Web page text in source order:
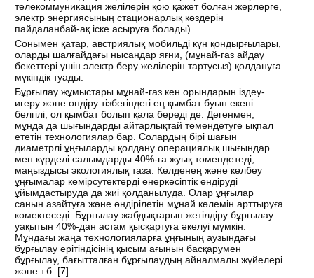
телекоммуникация желілерін қою қажет болған жерлерге,
электр энергиясының стационарлық көздерін
пайдаланбай-ақ іске асыруға болады).
Сонымен қатар, австриялық мобильді күн қондырғылары,
оларды шалғайдағы нысандар яғни, (мұнай-газ айдау
бекеттері үшін электр беру желілерін тартусыз) қолдануға
мүкіндік туады.
Бұрғылау жұмыстары мұнай-газ кен орындарын іздеу-
игеру және өндіру тізбегіндегі ең қымбат буын екені
белгілі, ол қымбат болып қала береді де. Дегенмен,
мұнда да шығындарды айтарлықтай төмендетуге ықпал
ететін технологиялар бар. Солардың бірі шағын
диаметрлі ұңғыларды қолдану операциялық шығындар
мен күрделі салымдарды 40%-ға жуық төмендетеді,
маңыздысы экологиялық таза. Көлденең және көлбеу
ұңғымалар көмірсутектерді өнеркәсіптік өндіруді
ұйымдастыруда да жиі қолданылуда. Олар ұңғылар
санын азайтуға және өндірілетін мұнай көлемін арттыруға
көмектеседі. Бұрғылау жабдықтарын жетілдіру бұрғылау
уақытын 40%-дан астам қысқартуға әкелуі мүмкін.
Мұндағы жаңа технологияларға ұңғының аузындағы
бұрғылау ерітіндісінің қысым ағынын басқарумен
бұрғылау, бағытталған бұрғылаудың айналмалы жүйелері
және т.б. [7].